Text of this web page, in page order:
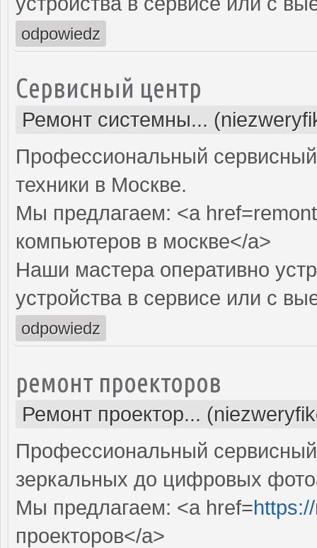
odpowiedz
Сервисный центр
Ремонт системны...
Профессиональный
техники в Москве.
Мы предлагаем: <a
компьютеров в москве</a>
Наши мастера оперативно
устройства в сервисе или с
odpowiedz
ремонт проекторов
Ремонт проектор...
Профессиональный
зеркальных до цифровых
Мы предлагаем: <a href=
проекторов</a>